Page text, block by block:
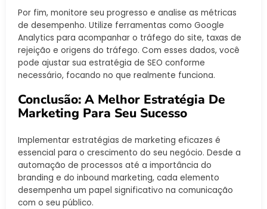
Por fim, monitore seu progresso e analise as métricas
de desempenho. Utilize ferramentas como Google
Analytics para acompanhar o tráfego do site, taxas de
rejeição e origens do tráfego. Com esses dados, você
pode ajustar sua estratégia de SEO conforme
necessário, focando no que realmente funciona.
Conclusão: A Melhor Estratégia De
Marketing Para Seu Sucesso
Implementar estratégias de marketing eficazes é
essencial para o crescimento do seu negócio. Desde a
automação de processos até a importância do
branding e do inbound marketing, cada elemento
desempenha um papel significativo na comunicação
com o seu público.